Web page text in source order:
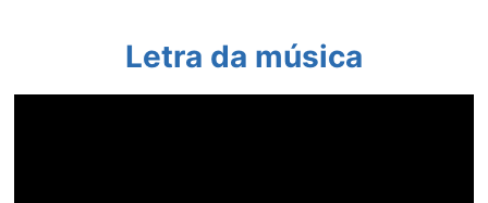
Letra da música